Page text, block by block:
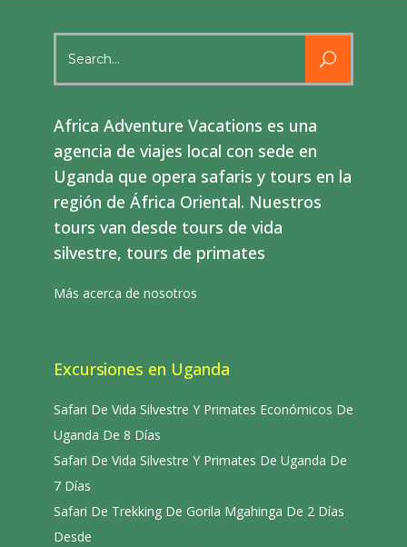
for:
Africa Adventure Vacations es una
agencia de viajes local con sede en
Uganda que opera safaris y tours en la
región de África Oriental. Nuestros
tours van desde tours de vida
silvestre, tours de primates
Más acerca de nosotros
Excursiones en Uganda
Safari De Vida Silvestre Y Primates Económicos De
Uganda De 8 Días
Safari De Vida Silvestre Y Primates De Uganda De
7 Días
Safari De Trekking De Gorila Mgahinga De 2 Días
Desde